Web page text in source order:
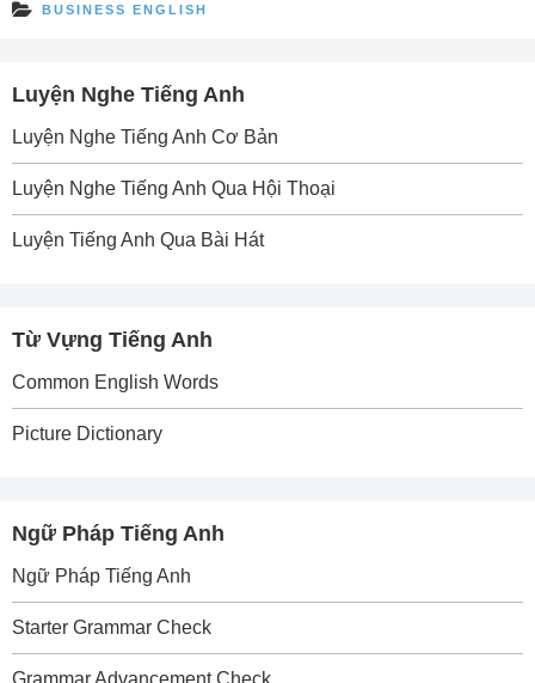
BUSINESS ENGLISH
Luyện Nghe Tiếng Anh
Luyện Nghe Tiếng Anh Cơ Bản
Luyện Nghe Tiếng Anh Qua Hội Thoại
Luyện Tiếng Anh Qua Bài Hát
Từ Vựng Tiếng Anh
Common English Words
Picture Dictionary
Ngữ Pháp Tiếng Anh
Ngữ Pháp Tiếng Anh
Starter Grammar Check
Grammar Advancement Check